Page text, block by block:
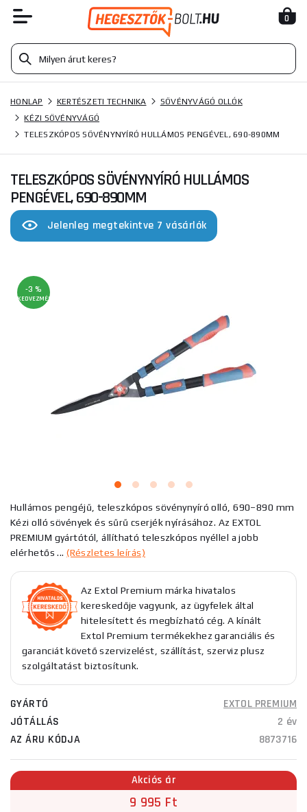
0
HONLAP KERTÉSZETI TECHNIKA
SÖVÉNYVÁGÓ OLLÓK
KÉZI SÖVÉNYVÁGÓ
TELESZKÓPOS SÖVÉNYNYÍRÓ HULLÁMOS PENGÉVEL, 690-890MM
TELESZKÓPOS SÖVÉNYNYÍRÓ HULLÁMOS
PENGÉVEL, 690-890MM
Jelenleg megtekintve 7 vásárlók
-3 %
KEDVEZMÉNY
Hullámos pengéjű, teleszkópos sövénynyíró olló, 690–890 mm
Kézi olló sövények és sűrű cserjék nyírásához. Az EXTOL
PREMIUM gyártótól, állítható teleszkópos nyéllel a jobb
elérhetős ...(Részletes leírás)
Az Extol Premium márka hivatalos
kereskedője vagyunk, az ügyfelek által
hitelesített és megbízható cég. A kínált
Extol Premium termékekhez garanciális és
garanciát követő szervizelést, szállítást, szerviz plusz
szolgáltatást biztosítunk.
GYÁRTÓ
EXTOL PREMIUM
JÓTÁLLÁS
2 év
AZ ÁRU KÓDJA
8873716
Akciós ár
9 995 Ft